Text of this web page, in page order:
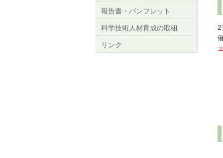
報告書・パンフレット
科学技術人材育成の取組
リンク